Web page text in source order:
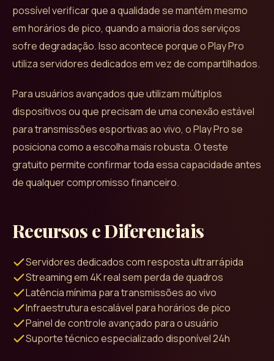
possível verificar que a qualidade se mantém mesmo
em horários de pico, quando a maioria dos serviços
sofre degradação. Isso acontece porque o Play Pro
utiliza servidores dedicados em vez de compartilhados.
Para usuários avançados que utilizam múltiplos
dispositivos ou que precisam de uma conexão estável
para transmissões esportivas ao vivo, o Play Pro se
posiciona como a escolha mais robusta. O teste
gratuito permite confirmar toda essa capacidade antes
de qualquer compromisso financeiro.
Recursos e Diferenciais
Servidores dedicados com resposta ultrarrápida
Streaming em 4K real sem perda de quadros
Latência mínima para transmissões ao vivo
Infraestrutura escalável para horários de pico
Painel de controle avançado para o usuário
Suporte técnico especializado disponível 24h